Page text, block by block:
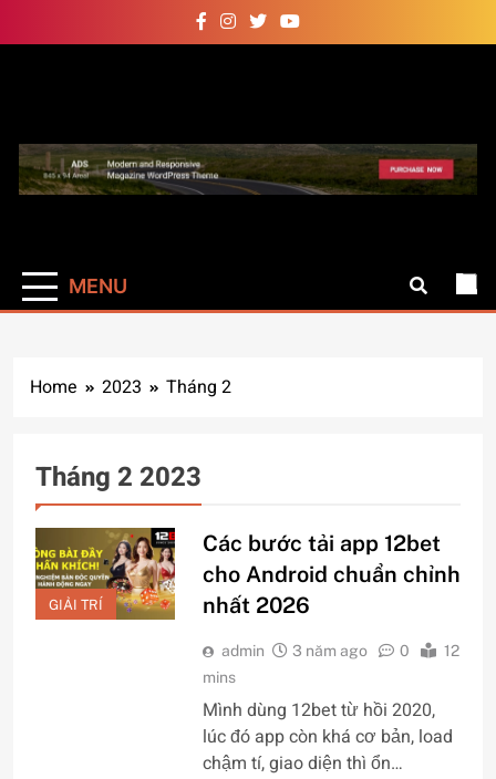
to
Auto Pro
hơn
MENU
Home 2023 Tháng 2
Tháng 2 2023
GIẢI TRÍ
Các bước tải app 12bet
cho Android chuẩn chỉnh
nhất 2026
admin 3 năm ago 0
12
mins
Mình dùng 12bet từ hồi 2020,
lúc đó app còn khá cơ bản, load
chậm tí, giao diện thì ổn…